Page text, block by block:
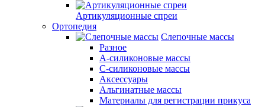
Артикуляционные спреи
Ортопедия
Слепочные массы
Разное
А-силиконовые массы
С-силиконовые массы
Аксессуары
Альгинатные массы
Материалы для регистрации прикуса